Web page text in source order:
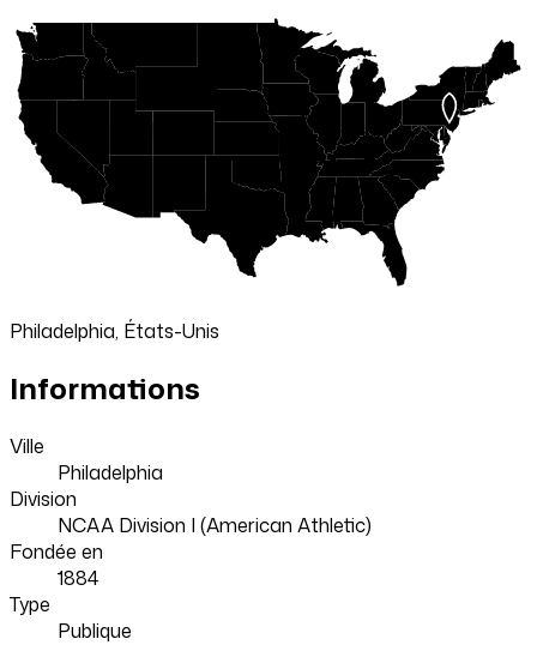
Philadelphia, États-Unis
Informations
Ville
Philadelphia
Division
NCAA Division I (American Athletic)
Fondée en
1884
Type
Publique